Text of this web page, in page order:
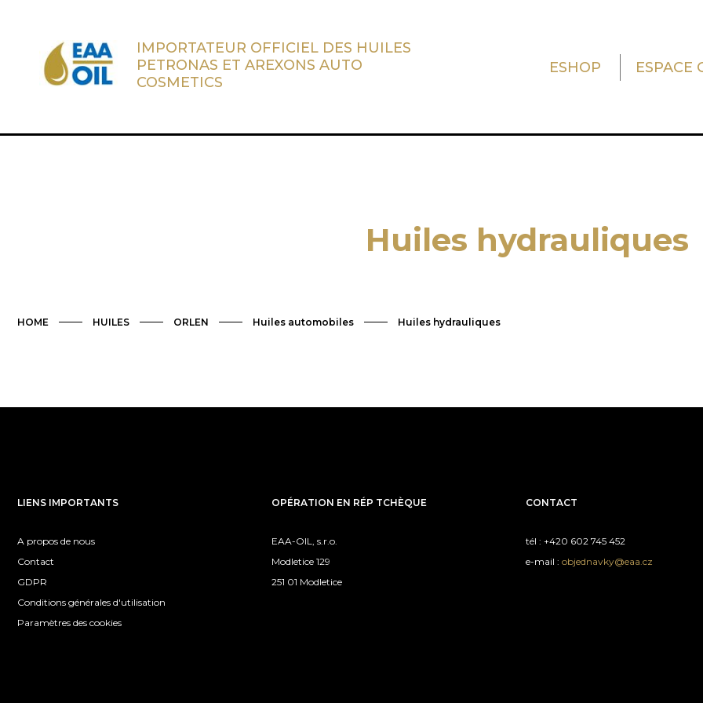
IMPORTATEUR OFFICIEL DES HUILES
PETRONAS ET AREXONS AUTO
COSMETICS
ESHOP ESPACE
Huiles hydrauliques
HOME HUILES ORLEN Huiles automobiles Huiles hydrauliques
LIENS IMPORTANTS
A propos de nous
Contact
GDPR
Conditions générales d'utilisation
Paramètres des cookies
OPÉRATION EN RÉP TCHÈQUE
EAA-OIL, s.r.o.
Modletice 129
251 01 Modletice
CONTACT
tél : +420 602 745 452
e-mail : objednavky@eaa.cz